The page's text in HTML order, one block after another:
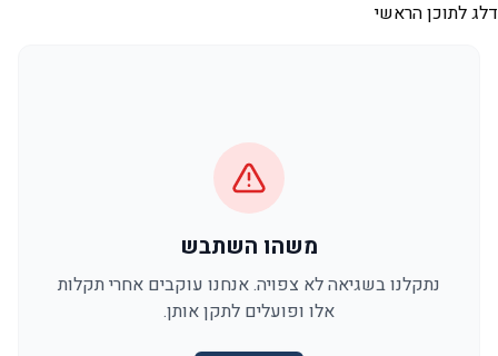
דלג לתוכן הראשי
משהו השתבש
נתקלנו בשגיאה לא צפויה. אנחנו עוקבים אחרי תקלות
אלו ופועלים לתקן אותן.